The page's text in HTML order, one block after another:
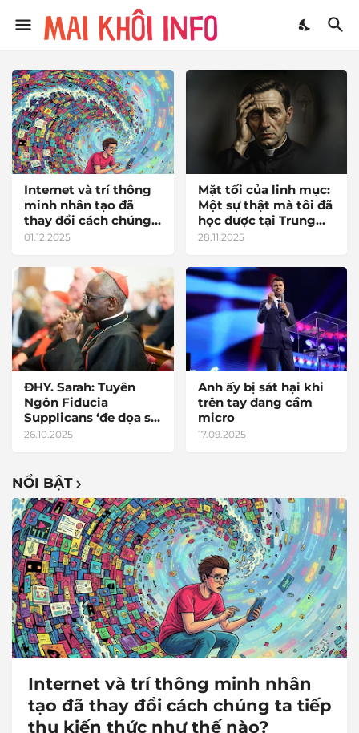
Internet và trí thông
minh nhân tạo đã
thay đổi cách chúng
ta tiếp thu kiến thức
01.12.2025
Mặt tối của linh mục:
Một sự thật mà tôi đã
học được tại Trung
tâm Nazareth
28.11.2025
ĐHY. Sarah: Tuyên
Ngôn Fiducia
Supplicans ‘đe dọa sự
hiệp nhất của Hội
26.10.2025
Anh ấy bị sát hại khi
trên tay đang cầm
micro
17.09.2025
NỔI BẬT
Internet và trí thông minh nhân
tạo đã thay đổi cách chúng ta tiếp
thu kiến thức như thế nào?